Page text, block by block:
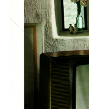
Einst und Heute
Marken
Konzerne